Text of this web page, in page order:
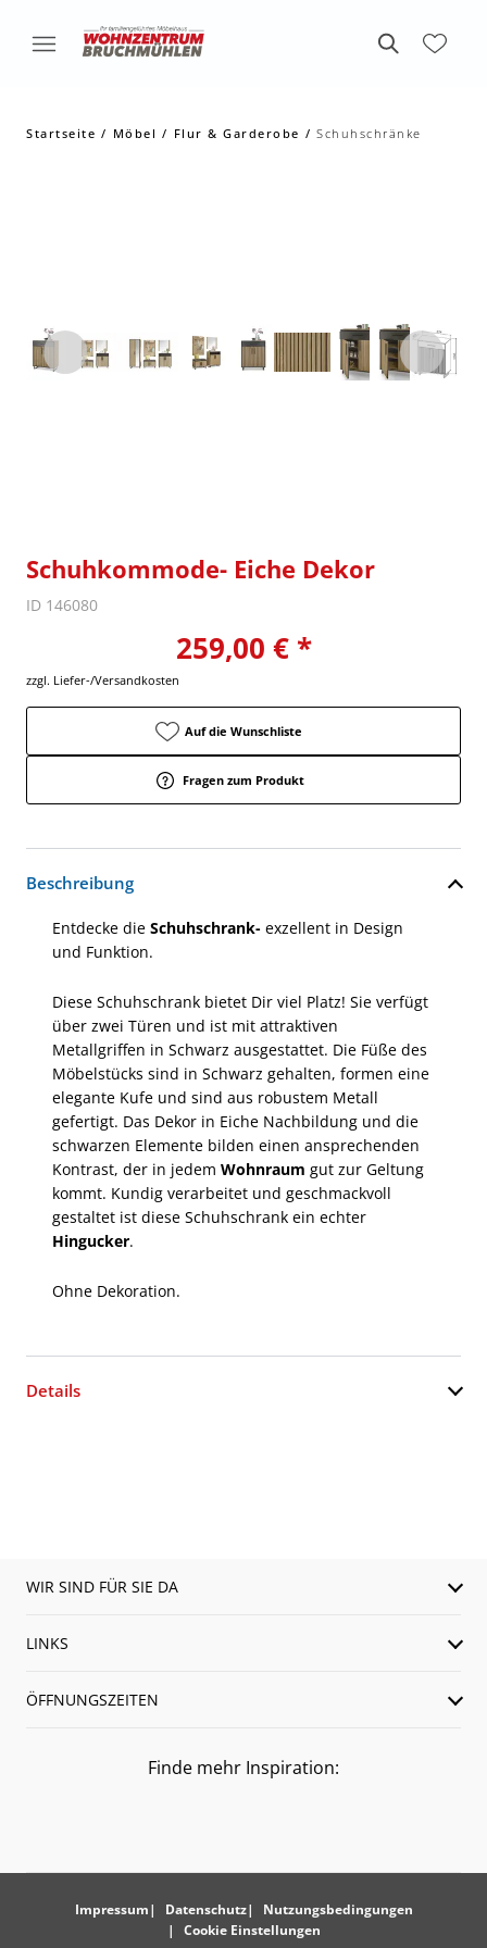
Startseite Möbel Flur & Garderobe Schuhschränke
Schuhkommode- Eiche Dekor
ID 146080
259,00 € *
zzgl. Liefer-/Versandkosten
Auf die Wunschliste
Fragen zum Produkt
Beschreibung
Entdecke die Schuhschrank- exzellent in Design
und Funktion.
Diese Schuhschrank bietet Dir viel Platz! Sie verfügt
über zwei Türen und ist mit attraktiven
Metallgriffen in Schwarz ausgestattet. Die Füße des
Möbelstücks sind in Schwarz gehalten, formen eine
elegante Kufe und sind aus robustem Metall
gefertigt. Das Dekor in Eiche Nachbildung und die
schwarzen Elemente bilden einen ansprechenden
Kontrast, der in jedem Wohnraum gut zur Geltung
kommt. Kundig verarbeitet und geschmackvoll
gestaltet ist diese Schuhschrank ein echter
Hingucker.
Ohne Dekoration.
Details
WIR SIND FÜR SIE DA
LINKS
ÖFFNUNGSZEITEN
Finde mehr Inspiration:
Impressum Datenschutz
Nutzungsbedingungen
Cookie Einstellungen